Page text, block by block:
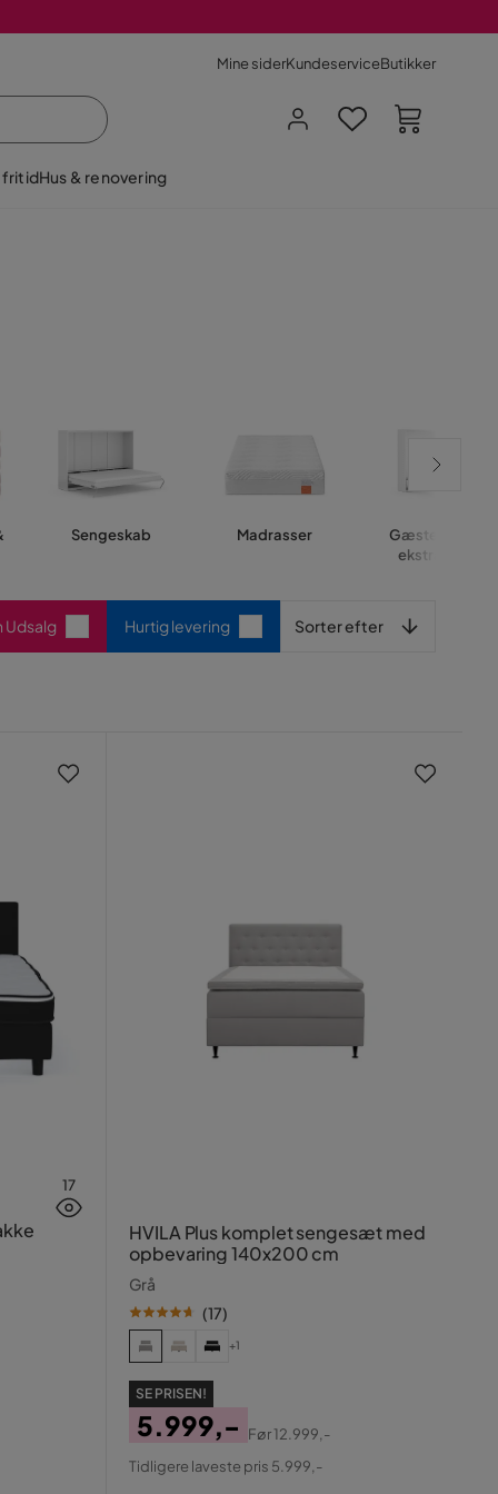
Mine siderKundeserviceButikker
fritidHus & renovering
Sengeskab Madrasser
Gæsteseng &
ekstraseng
Udsalg Hurtig levering Sorter efter
17
HVILA Plus komplet sengesæt med
opbevaring 140x200 cm
Grå
(17)
+1
SE PRISEN!
Pris
5.999,-
Original
Før12.999,-
Tidligere laveste pris 5.999,-